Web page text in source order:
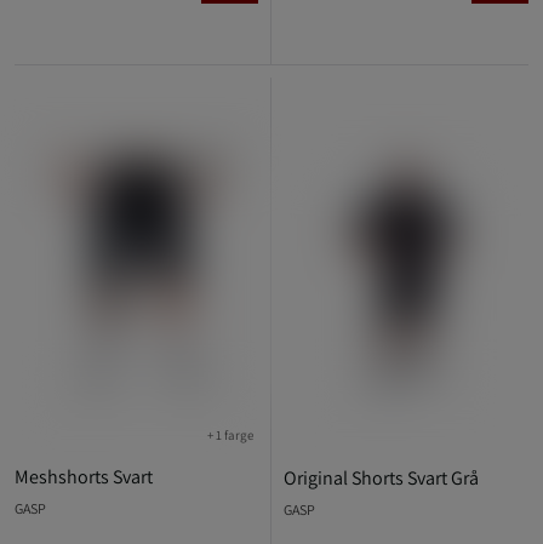
Meshshorts Svart
+ 1 farge
GASP
Original Shorts Svart Grå
GASP